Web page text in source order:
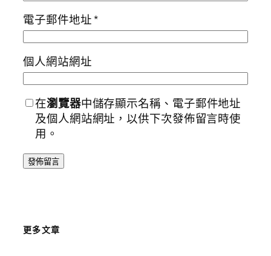
電子郵件地址*
個人網站網址
在瀏覽器中儲存顯示名稱、電子郵件地址
及個人網站網址，以供下次發佈留言時使
用。
更多文章